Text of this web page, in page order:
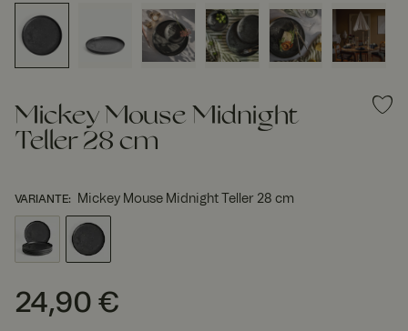
Mickey Mouse Midnight
Teller 28 cm
VARIANTE: Mickey Mouse Midnight Teller 28 cm
Preis 24,90 €
24,90 €